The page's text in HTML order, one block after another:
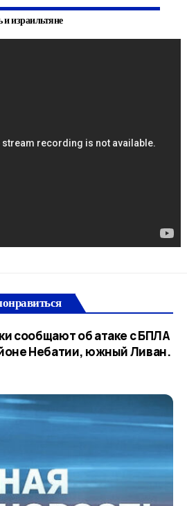
израильтяне
сообщают об атаке с БПЛА
Небатии, южный Ливан.